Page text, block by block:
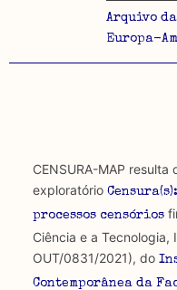
Arquivo
Europa-
CENSURA-MAP
exploratório
processos censórios
Ciência e a Tecnologia,
OUT/0831/2021), do
Contemporânea da